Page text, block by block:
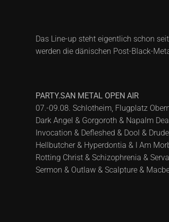
Das Line-up steht eigentlich schon
werden die dänischen Post-Black-
PARTY.SAN METAL OPEN AIR
07.-09.08. Schlotheim, Flugplatz
Dark Angel & Gorgoroth & Napalm
Invocation & Defleshed & Dool &
Hellbutcher & Hyperdontia & I Am
Rotting Christ & Schizophrenia &
Sermon & Outlaw & Scalpture &